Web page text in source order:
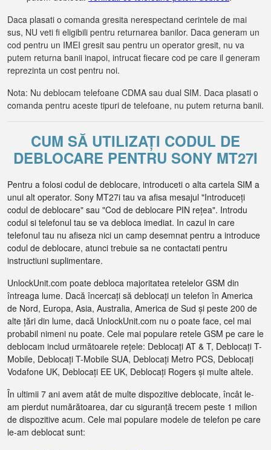
Daca plasati o comanda gresita nerespectand cerintele de mai
sus, NU veti fi eligibili pentru returnarea banilor. Daca generam un
cod pentru un IMEI gresit sau pentru un operator gresit, nu va
putem returna banii inapoi, intrucat fiecare cod pe care il generam
reprezinta un cost pentru noi.
Nota: Nu deblocam telefoane CDMA sau dual SIM. Daca plasati o
comanda pentru aceste tipuri de telefoane, nu putem returna banii.
CUM SĂ UTILIZAȚI CODUL DE
DEBLOCARE PENTRU SONY MT27I
Pentru a folosi codul de deblocare, introduceti o alta cartela SIM a
unui alt operator. Sony MT27i tau va afisa mesajul "Introduceți
codul de deblocare" sau "Cod de deblocare PIN rețea". Introdu
codul si telefonul tau se va debloca imediat. In cazul in care
telefonul tau nu afiseza nici un camp desemnat pentru a introduce
codul de deblocare, atunci trebuie sa ne contactati pentru
instructiuni suplimentare.
UnlockUnit.com poate debloca majoritatea retelelor GSM din
întreaga lume. Dacă încercați să deblocați un telefon în America
de Nord, Europa, Asia, Australia, America de Sud și peste 200 de
alte țări din lume, dacă UnlockUnit.com nu o poate face, cel mai
probabil nimeni nu poate. Cele mai populare retele GSM pe care le
deblocam includ următoarele rețele: Deblocați AT & T, Deblocați T-
Mobile, Deblocați T-Mobile SUA, Deblocați Metro PCS, Deblocați
Vodafone UK, Deblocați EE UK, Deblocați Rogers și multe altele.
În ultimii 7 ani avem atât de multe dispozitive deblocate, încât le-
am pierdut numărătoarea, dar cu siguranță trecem peste 1 milion
de dispozitive acum. Cele mai populare modele de telefon pe care
le-am deblocat sunt: